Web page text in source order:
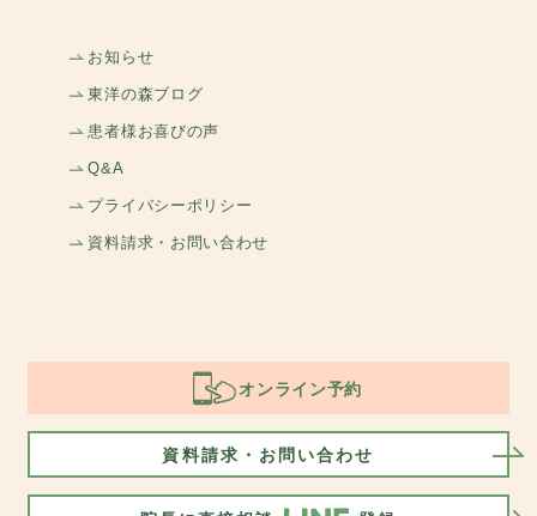
お知らせ
東洋の森ブログ
患者様お喜びの声
Q&A
プライバシーポリシー
資料請求・お問い合わせ
オンライン予約
資料請求・お問い合わせ